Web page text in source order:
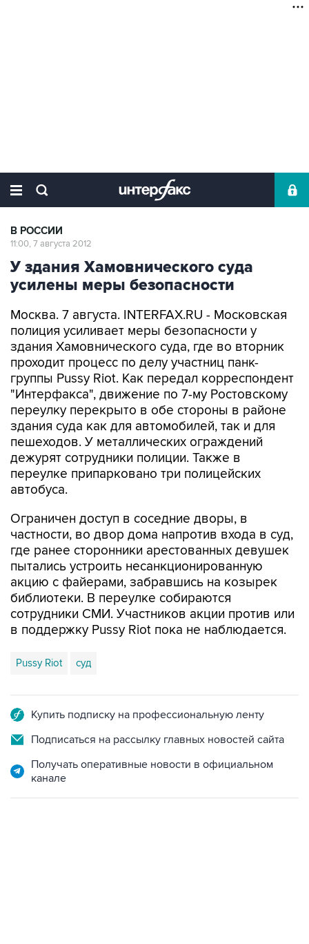
В РОССИИ
11:00, 7 августа 2012
У здания Хамовнического суда
усилены меры безопасности
Москва. 7 августа. INTERFAX.RU - Московская
полиция усиливает меры безопасности у
здания Хамовнического суда, где во вторник
проходит процесс по делу участниц панк-
группы Pussy Riot. Как передал корреспондент
"Интерфакса", движение по 7-му Ростовскому
переулку перекрыто в обе стороны в районе
здания суда как для автомобилей, так и для
пешеходов. У металлических ограждений
дежурят сотрудники полиции. Также в
переулке припарковано три полицейских
автобуса.
Ограничен доступ в соседние дворы, в
частности, во двор дома напротив входа в суд,
где ранее сторонники арестованных девушек
пытались устроить несанкционированную
акцию с файерами, забравшись на козырек
библиотеки. В переулке собираются
сотрудники СМИ. Участников акции против или
в поддержку Pussy Riot пока не наблюдается.
Pussy Riot суд
Купить подписку на профессиональную ленту
Подписаться на рассылку главных новостей сайта
Получать оперативные новости в официальном
канале